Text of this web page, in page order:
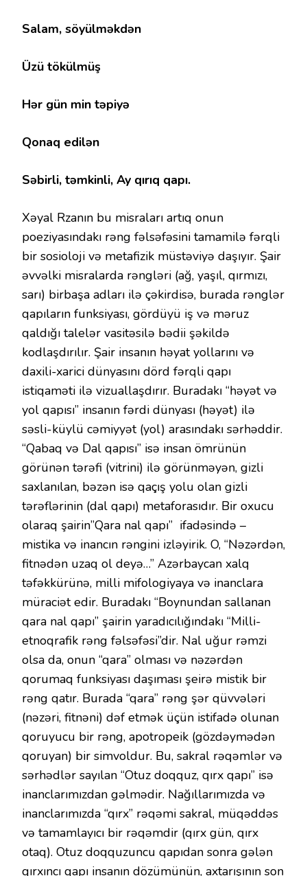
Salam, söyülməkdən
Üzü tökülmüş
Hər gün min təpiyə
Qonaq edilən
Səbirli, təmkinli, Ay qırıq qapı.
Xəyal Rzanın bu misraları artıq onun
poeziyasındakı rəng fəlsəfəsini tamamilə fərqli
bir sosioloji və metafizik müstəviyə daşıyır. Şair
əvvəlki misralarda rəngləri (ağ, yaşıl, qırmızı,
sarı) birbaşa adları ilə çəkirdisə, burada rənglər
qapıların funksiyası, gördüyü iş və məruz
qaldığı talelər vasitəsilə bədii şəkildə
kodlaşdırılır. Şair insanın həyat yollarını və
daxili-xarici dünyasını dörd fərqli qapı
istiqaməti ilə vizuallaşdırır. Buradakı “həyət və
yol qapısı” insanın fərdi dünyası (həyət) ilə
səsli-küylü cəmiyyət (yol) arasındakı sərhəddir.
“Qabaq və Dal qapısı” isə insan ömrünün
görünən tərəfi (vitrini) ilə görünməyən, gizli
saxlanılan, bəzən isə qaçış yolu olan gizli
tərəflərinin (dal qapı) metaforasıdır. Bir oxucu
olaraq şairin”Qara nal qapı” ifadəsində –
mistika və inancın rəngini izləyirik. O, “Nəzərdən,
fitnədən uzaq ol deyə…” Azərbaycan xalq
təfəkkürünə, milli mifologiyaya və inanclara
müraciət edir. Buradakı “Boynundan sallanan
qara nal qapı” şairin yaradıcılığındakı “Milli-
etnoqrafik rəng fəlsəfəsi”dir. Nal uğur rəmzi
olsa da, onun “qara” olması və nəzərdən
qorumaq funksiyası daşıması şeirə mistik bir
rəng qatır. Burada “qara” rəng şər qüvvələri
(nəzəri, fitnəni) dəf etmək üçün istifadə olunan
qoruyucu bir rəng, apotropeik (gözdəymədən
qoruyan) bir simvoldur. Bu, sakral rəqəmlər və
sərhədlər sayılan “Otuz doqquz, qırx qapı” isə
inanclarımızdan gəlmədir. Nağıllarımızda və
inanclarımızda “qırx” rəqəmi sakral, müqəddəs
və tamamlayıcı bir rəqəmdir (qırx gün, qırx
otaq). Otuz doqquzuncu qapıdan sonra gələn
qırxıncı qapı insanın dözümünün, axtarışının son